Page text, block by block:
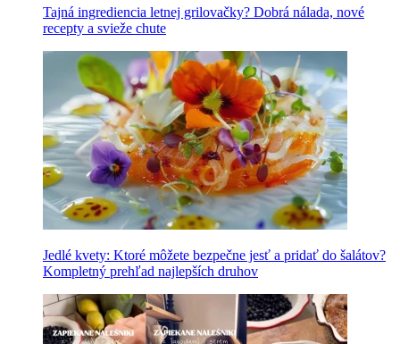
Tajná ingrediencia letnej grilovačky? Dobrá nálada, nové
recepty a svieže chute
Jedlé kvety: Ktoré môžete bezpečne jesť a pridať do šalátov?
Kompletný prehľad najlepších druhov